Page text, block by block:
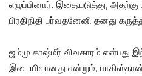
எழுப்பினார். இதையடுத்து,
பிரதிநிதி பர்வதனேனி தனது
ஜம்மு காஷ்மீர் விவகாரம் என்பது
இடையிலானது என்றும்,